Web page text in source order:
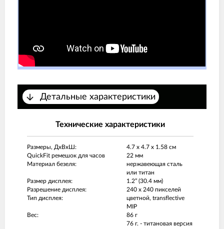
Детальные характеристики
Технические характеристики
Размеры, ДxВxШ:
4.7 x 4.7 x 1.58 см
QuickFit ремешок для часов
22 мм
Материал безеля:
нержавеющая сталь
или титан
Размер дисплея:
1.2” (30.4 мм)
Разрешение дисплея:
240 x 240 пикселей
Тип дисплея:
цветной, transflective
MIP
Вес:
86 г
76 г. - титановая версия